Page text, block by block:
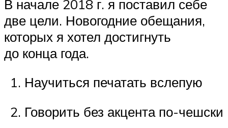
В начале 2018 г. я поставил себе
две цели. Новогодние обещания,
которых я хотел достигнуть
до конца года.
Научиться печатать вслепую
Говорить без акцента по-чешски